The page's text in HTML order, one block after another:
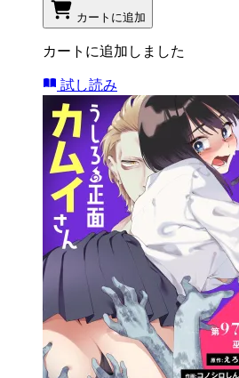
カートに追加
カートに追加しました
試し読み